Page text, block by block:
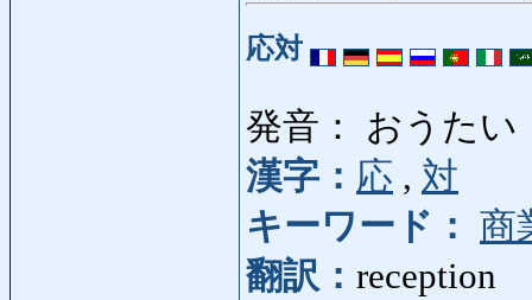
応対
発音： おうたい
漢字： 応 , 対
キーワード： 商
翻訳： reception